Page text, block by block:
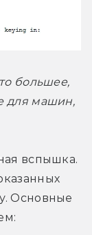
большее,
для машин,
вспышка.
Основные